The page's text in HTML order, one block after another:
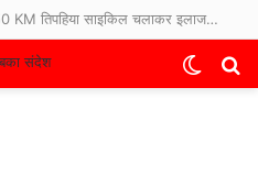
टूटे पैर, बुलंद हौसले! ओडिशा में 250 KM तिपहिया साइकिल चलाकर इलाज कराने अस्पताल पहुंचे 65 साल के बुजुर्ग
Switch